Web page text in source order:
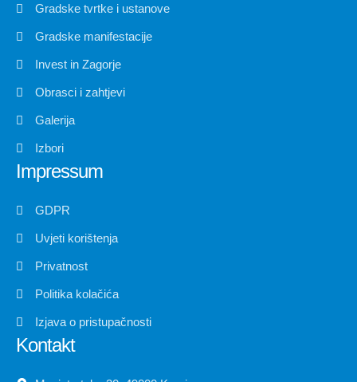
Gradske tvrtke i ustanove
Gradske manifestacije
Invest in Zagorje
Obrasci i zahtjevi
Galerija
Izbori
Impressum
GDPR
Uvjeti korištenja
Privatnost
Politika kolačića
Izjava o pristupačnosti
Kontakt